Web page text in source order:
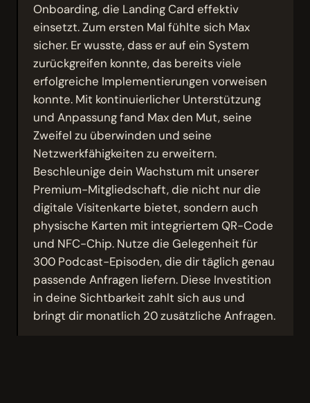
Onboarding, die Landing Card effektiv
einsetzt. Zum ersten Mal fühlte sich Max
sicher. Er wusste, dass er auf ein System
zurückgreifen konnte, das bereits viele
erfolgreiche Implementierungen vorweisen
konnte. Mit kontinuierlicher Unterstützung
und Anpassung fand Max den Mut, seine
Zweifel zu überwinden und seine
Netzwerkfähigkeiten zu erweitern.
Beschleunige dein Wachstum mit unserer
Premium-Mitgliedschaft, die nicht nur die
digitale Visitenkarte bietet, sondern auch
physische Karten mit integriertem QR-Code
und NFC-Chip. Nutze die Gelegenheit für
300 Podcast-Episoden, die dir täglich genau
passende Anfragen liefern. Diese Investition
in deine Sichtbarkeit zahlt sich aus und
bringt dir monatlich 20 zusätzliche Anfragen.